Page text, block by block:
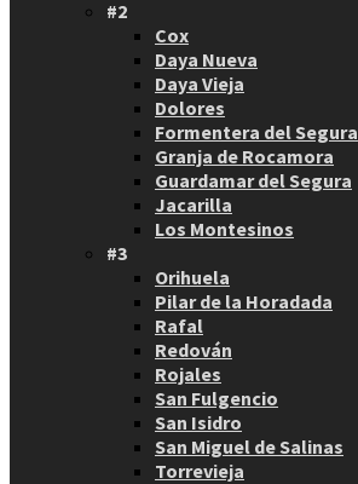
#2
Cox
Daya Nueva
Daya Vieja
Dolores
Formentera del Segura
Granja de Rocamora
Guardamar del Segura
Jacarilla
Los Montesinos
#3
Orihuela
Pilar de la Horadada
Rafal
Redován
Rojales
San Fulgencio
San Isidro
San Miguel de Salinas
Torrevieja